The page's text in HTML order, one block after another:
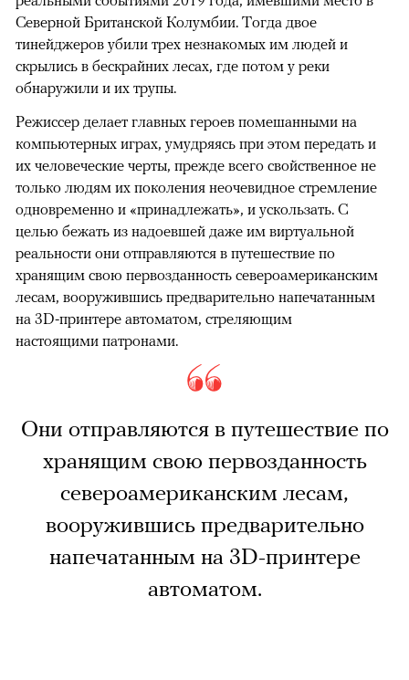
Северной Британской Колумбии. Тогда двое
тинейджеров убили трех незнакомых им людей и
скрылись в бескрайних лесах, где потом у реки
обнаружили и их трупы.
Режиссер делает главных героев помешанными на
компьютерных играх, умудряясь при этом передать и
их человеческие черты, прежде всего свойственное не
только людям их поколения неочевидное стремление
одновременно и «принадлежать», и ускользать. С
целью бежать из надоевшей даже им виртуальной
реальности они отправляются в путешествие по
хранящим свою первозданность североамериканским
лесам, вооружившись предварительно напечатанным
на 3D-принтере автоматом, стреляющим
настоящими патронами.
Они отправляются в путешествие по
хранящим свою первозданность
североамериканским лесам,
вооружившись предварительно
напечатанным на 3D-принтере
автоматом.